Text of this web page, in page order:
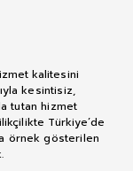
kalitesini
kesintisiz,
tutan hizmet
Türkiye’de
örnek gösterilen